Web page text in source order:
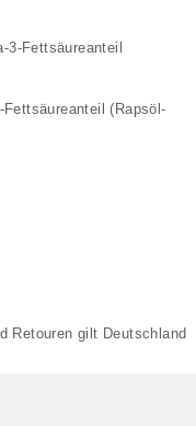
(Rapsöl-
Retouren gilt Deutschland